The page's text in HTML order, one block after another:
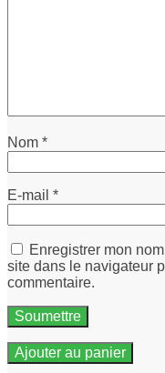
Nom *
E-mail *
Enregistrer mon
site dans le navigateur
commentaire.
Ajouter au panier